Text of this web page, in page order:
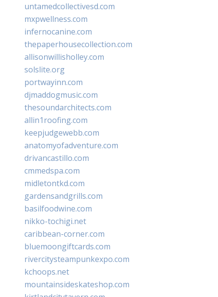
untamedcollectivesd.com
mxpwellness.com
infernocanine.com
thepaperhousecollection.com
allisonwillisholley.com
solslite.org
portwayinn.com
djmaddogmusic.com
thesoundarchitects.com
allin1roofing.com
keepjudgewebb.com
anatomyofadventure.com
drivancastillo.com
cmmedspa.com
midletontkd.com
gardensandgrills.com
basilfoodwine.com
nikko-tochigi.net
caribbean-corner.com
bluemoongiftcards.com
rivercitysteampunkexpo.com
kchoops.net
mountainsideskateshop.com